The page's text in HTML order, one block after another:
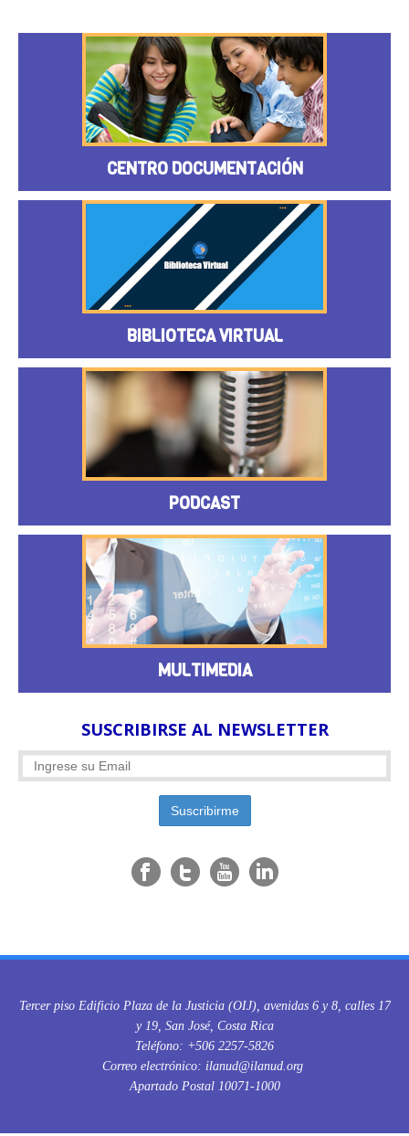
CENTRO DOCUMENTACIÓN
BIBLIOTECA VIRTUAL
PODCAST
MULTIMEDIA
SUSCRIBIRSE AL NEWSLETTER
Tercer piso Edificio Plaza de la Justicia (OIJ), avenidas 6 y 8, calles 17
y 19, San José, Costa Rica
Teléfono: +506 2257-5826
Correo electrónico: ilanud@ilanud.org
Apartado Postal 10071-1000